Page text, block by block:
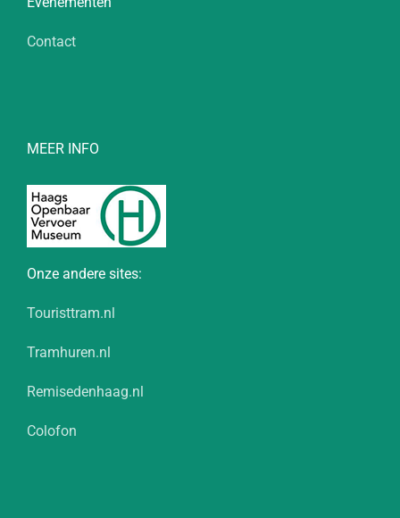
Contact
MEER INFO
Onze andere sites:
Touristtram.nl
Tramhuren.nl
Remisedenhaag.nl
Colofon